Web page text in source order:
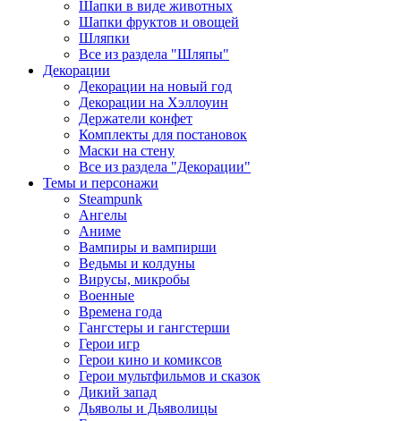
Шапки в виде животных
Шапки фруктов и овощей
Шляпки
Все из раздела "Шляпы"
Декорации
Декорации на новый год
Декорации на Хэллоуин
Держатели конфет
Комплекты для постановок
Маски на стену
Все из раздела "Декорации"
Темы и персонажи
Steampunk
Ангелы
Аниме
Вампиры и вампирши
Ведьмы и колдуны
Вирусы, микробы
Военные
Времена года
Гангстеры и гангстерши
Герои игр
Герои кино и комиксов
Герои мультфильмов и сказок
Дикий запад
Дьяволы и Дьяволицы